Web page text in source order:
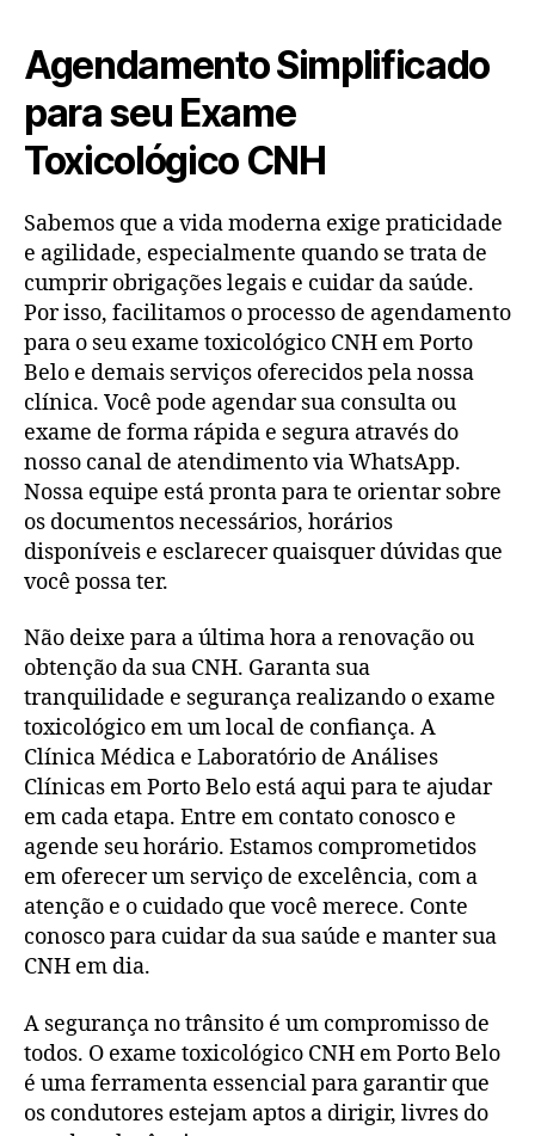
Agendamento Simplificado
para seu Exame
Toxicológico CNH
Sabemos que a vida moderna exige praticidade
e agilidade, especialmente quando se trata de
cumprir obrigações legais e cuidar da saúde.
Por isso, facilitamos o processo de agendamento
para o seu exame toxicológico CNH em Porto
Belo e demais serviços oferecidos pela nossa
clínica. Você pode agendar sua consulta ou
exame de forma rápida e segura através do
nosso canal de atendimento via WhatsApp.
Nossa equipe está pronta para te orientar sobre
os documentos necessários, horários
disponíveis e esclarecer quaisquer dúvidas que
você possa ter.
Não deixe para a última hora a renovação ou
obtenção da sua CNH. Garanta sua
tranquilidade e segurança realizando o exame
toxicológico em um local de confiança. A
Clínica Médica e Laboratório de Análises
Clínicas em Porto Belo está aqui para te ajudar
em cada etapa. Entre em contato conosco e
agende seu horário. Estamos comprometidos
em oferecer um serviço de excelência, com a
atenção e o cuidado que você merece. Conte
conosco para cuidar da sua saúde e manter sua
CNH em dia.
A segurança no trânsito é um compromisso de
todos. O exame toxicológico CNH em Porto Belo
é uma ferramenta essencial para garantir que
os condutores estejam aptos a dirigir, livres do